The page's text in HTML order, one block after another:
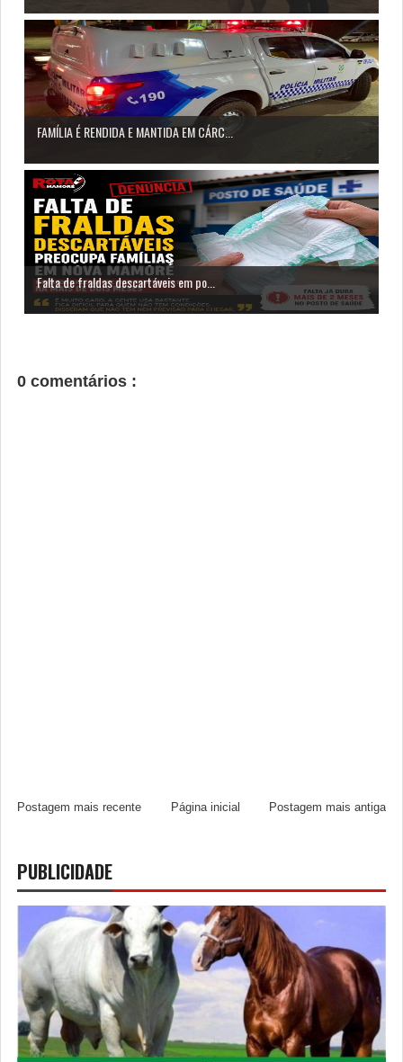
FAMÍLIA É RENDIDA E MANTIDA EM CÁRC...
Falta de fraldas descartáveis em po...
0 comentários :
Postagem mais recente Postagem mais antiga
Página inicial
PUBLICIDADE